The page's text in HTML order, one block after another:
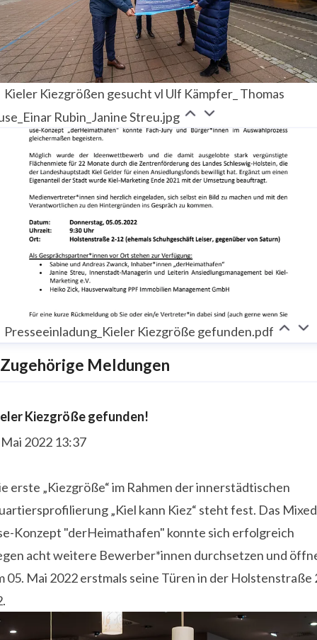
Kieler Kiezgrößen gesucht vl Ulf Kämpfer_ Thomas
Rubin_Janine Streu.jpg
Presseeinladung_Kieler Kiezgröße gefunden.pdf
Zugehörige Meldungen
Kiezgröße gefunden!
2022 13:37
erste „Kiezgröße“ im Rahmen der innerstädtischen
„Kiel kann Kiez“ steht fest. Das
Konzept "derHeimathafen" konnte sich erfolgreich
acht weitere Bewerber*innen durchsetzen und
05. Mai 2022 erstmals seine Türen in der Holstenstraße